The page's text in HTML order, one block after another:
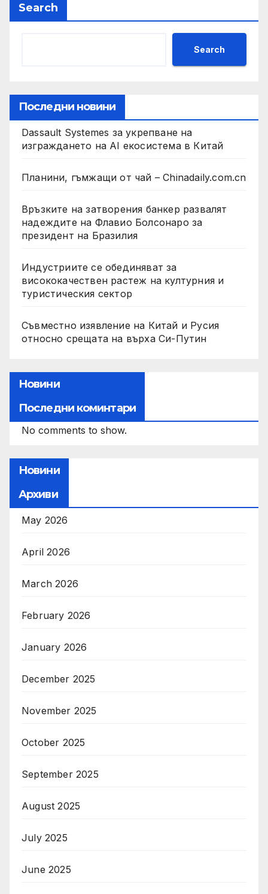
Search
Search
Последни новини
Dassault Systemes за укрепване на
изграждането на AI екосистема в Китай
Планини, гъмжащи от чай – Chinadaily.com.cn
Връзките на затворения банкер развалят
надеждите на Флавио Болсонаро за
президент на Бразилия
Индустриите се обединяват за
висококачествен растеж на културния и
туристическия сектор
Съвместно изявление на Китай и Русия
относно срещата на върха Си-Путин
Новини
Последни коминтари
No comments to show.
Новини
Архиви
May 2026
April 2026
March 2026
February 2026
January 2026
December 2025
November 2025
October 2025
September 2025
August 2025
July 2025
June 2025